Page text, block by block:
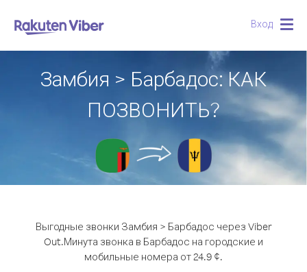
Вход
Замбия > Барбадос: КАК
ПОЗВОНИТЬ?
Выгодные звонки Замбия > Барбадос через Viber
Out.Минута звонка в Барбадос на городские и
мобильные номера от 24.9 ¢.